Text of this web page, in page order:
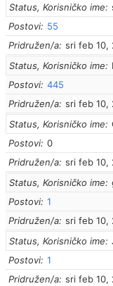
Status, Korisničko ime
Postovi
55
Pridružen/a sri feb 10,
Status, Korisničko ime
Postovi 445
Pridružen/a sri feb 10,
Status, Korisničko ime
Postovi 0
Pridružen/a sri feb 10,
Status, Korisničko ime
Postovi 1
Pridružen/a sri feb 10,
Status, Korisničko ime
Postovi 1
Pridružen/a sri feb 10,